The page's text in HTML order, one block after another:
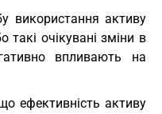
використання активу
такі очікувані зміни в
впливають на
ефективність активу